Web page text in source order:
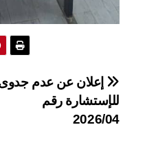
تصفّح
المقالات
إعلان عن عدم جدوى
للإستشارة رقم
2026/04